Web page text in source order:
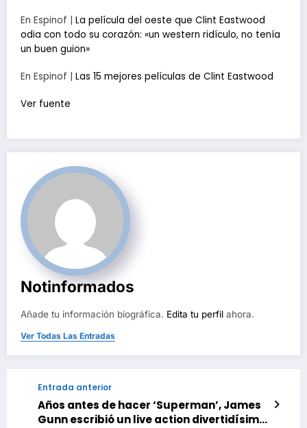
En Espinof | La película del oeste que Clint Eastwood
odia con todo su corazón: «un western ridículo, no tenía
un buen guion»
En Espinof | Las 15 mejores películas de Clint Eastwood
Ver fuente
Notinformados
Añade tu información biográfica. Edita tu perfil ahora.
Ver Todas Las Entradas
Entrada anterior
Años antes de hacer ‘Superman’, James
Gunn escribió un live action divertidísimo.